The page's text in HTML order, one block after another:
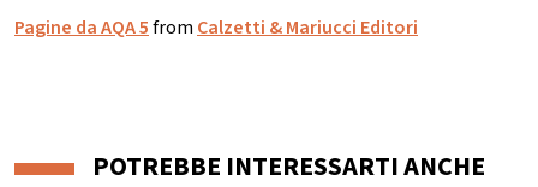
Pagine da AQA 5from Calzetti & Mariucci Editori
POTREBBE INTERESSARTI ANCHE